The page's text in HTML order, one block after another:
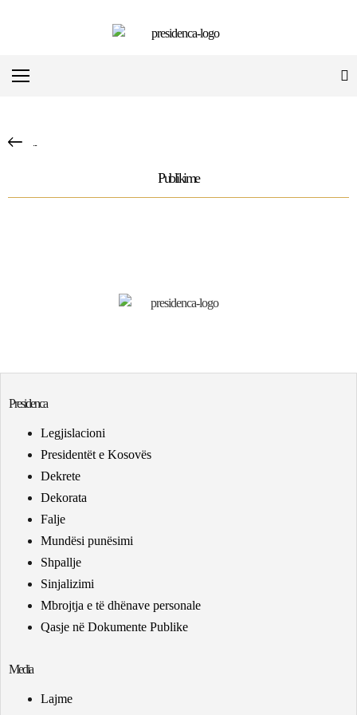
...
Publikime
Presidenca
Legjislacioni
Presidentët e Kosovës
Dekrete
Dekorata
Falje
Mundësi punësimi
Shpallje
Sinjalizimi
Mbrojtja e të dhënave personale
Qasje në Dokumente Publike
Media
Lajme